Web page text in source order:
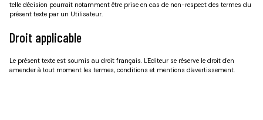
telle décision pourrait notamment être prise en cas de non-respect des termes du
présent texte par un Utilisateur.
Droit applicable
Le présent texte est soumis au droit français. L'Editeur se réserve le droit d'en
amender à tout moment les termes, conditions et mentions d'avertissement.